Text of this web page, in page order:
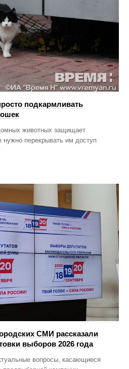
подкармливать
животных защищает
перекрывать им доступ
СМИ рассказали
выборов 2026 года
вопросы, касающиеся